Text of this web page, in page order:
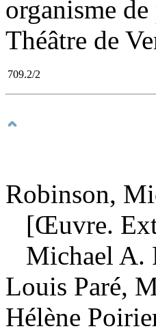
organisme
Théâtre de
709.2/2
Robinson,
[Œuvre.
Michael A.
Louis Paré,
Hélène